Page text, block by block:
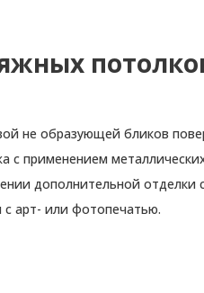
не образующей бликов
с применением
дополнительной отделки
арт- или фотопечатью.